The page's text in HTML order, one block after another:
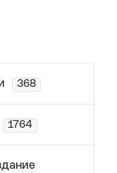
368
1764